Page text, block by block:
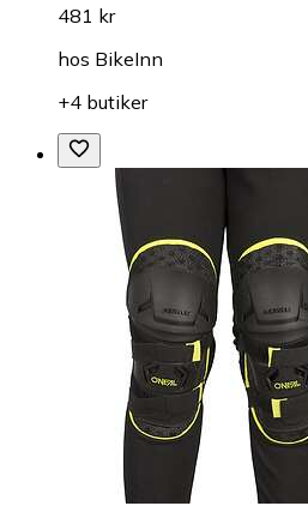
481 kr
hos BikeInn
+4 butiker